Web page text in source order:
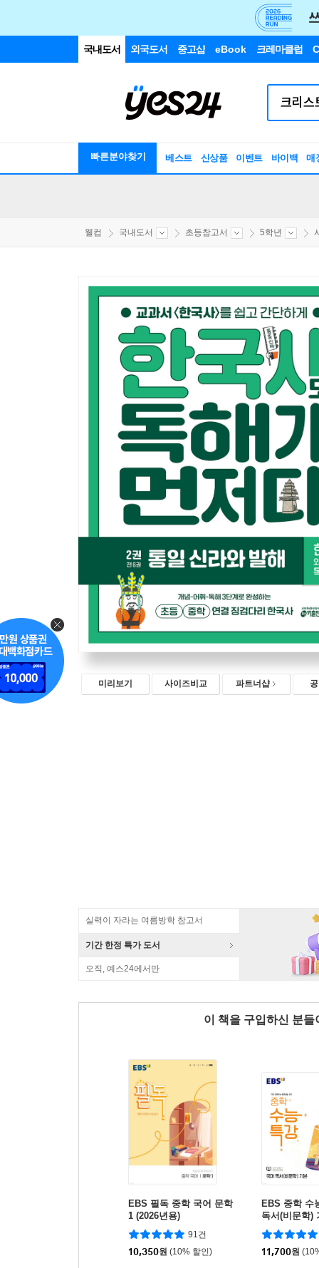
국내도서 외국도서 중고샵 eBook 크레마클럽
빠른분야찾기 베스트 신상품 이벤트 바이백 매
웰컴 국내도서 초등참고서 5학년
미리보기 사이즈비교 파트너샵
실력이 자라는 여름방학 참고서
기간 한정 특가 도서
오직, 예스24에서만
이 책을 구입하신 분
EBS 필독 중학 국어 문학
1 (2026년용)
91건
10,350원 (10% 할인)
EBS 중학 수
독서(비문학)
용)
11,700원